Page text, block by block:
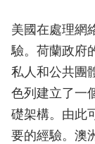
美國在處理網
驗。荷蘭政府
私人和公共團
色列建立了一
礎架構。由此
要的經驗。澳